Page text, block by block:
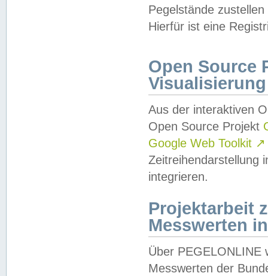
Pegelstände
Hierfür ist eine
Open Source
Visualisierung
Aus der interaktiven
Open Source Projekt
Google Web Toolkit ↗
Zeitreihendarstellung
integrieren.
Projektarbeit
Messwerten
Über PEGELONLINE
Messwerten der